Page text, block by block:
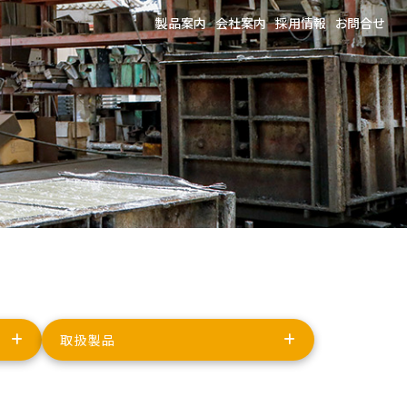
製品案内 会社案内 採用情報 お問合せ
取扱製品